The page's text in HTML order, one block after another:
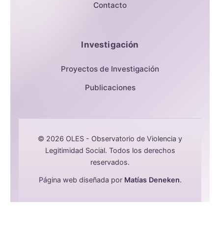
Contacto
Investigación
Proyectos de Investigación
Publicaciones
© 2026 OLES - Observatorio de Violencia y
Legitimidad Social. Todos los derechos
reservados.
Página web diseñada por Matías Deneken.